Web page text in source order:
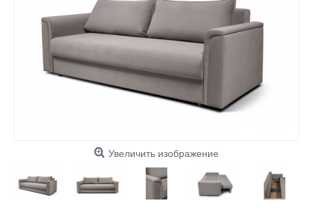
Увеличить изображение